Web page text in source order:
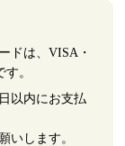
ドは、VISA・
。
以内にお支払
いします。